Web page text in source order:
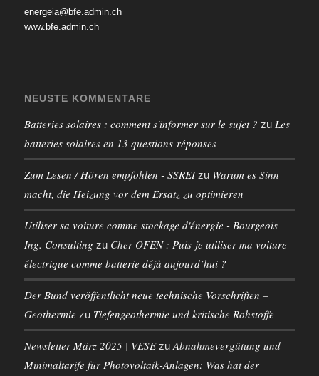
energeia@bfe.admin.ch
www.bfe.admin.ch
NEUSTE KOMMENTARE
Batteries solaires : comment s'informer sur le sujet ? zu Les
batteries solaires en 13 questions-réponses
Zum Lesen / Hören empfohlen - SSREIzu Warum es Sinn
macht, die Heizung vor dem Ersatz zu optimieren
Utiliser sa voiture comme stockage d'énergie - Bourgeois
Ing. Consulting zu Cher OFEN : Puis-je utiliser ma voiture
électrique comme batterie déjà aujourd’hui ?
Der Bund veröffentlicht neue technische Vorschriften –
Geothermie zu Tiefengeothermie und kritische Rohstoffe
Newsletter März 2025 | VESEzuAbnahmevergütung und
Minimaltarife für Photovoltaik-Anlagen: Was hat der